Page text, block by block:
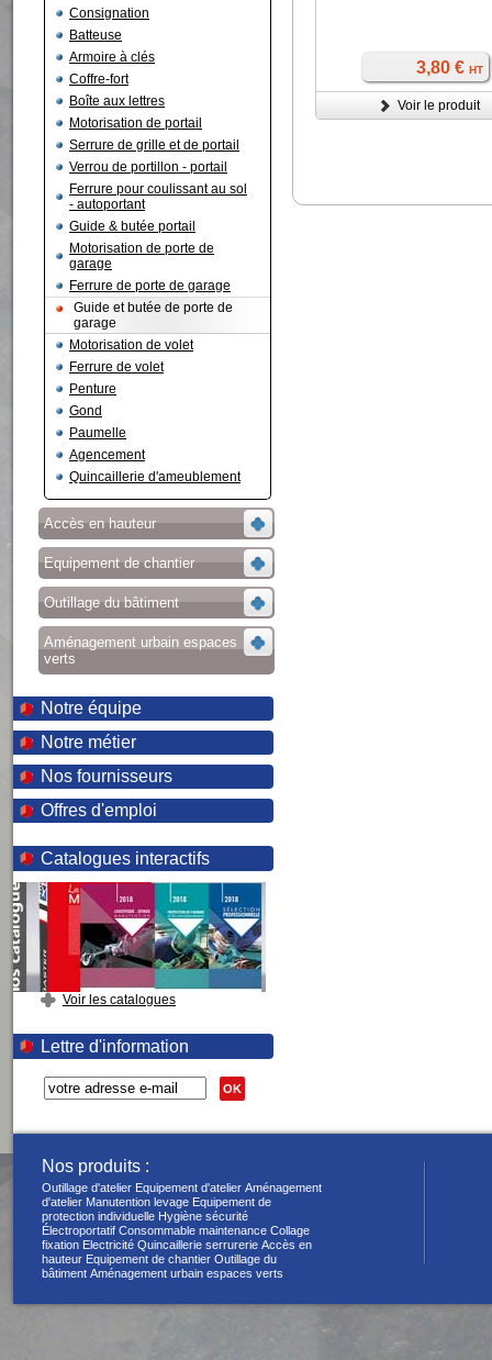
Consignation
Batteuse
Armoire à clés
Coffre-fort
Boîte aux lettres
Motorisation de portail
Serrure de grille et de portail
Verrou de portillon - portail
Ferrure pour coulissant au sol
- autoportant
Guide & butée portail
Motorisation de porte de
garage
Ferrure de porte de garage
Guide et butée de porte de
garage
Motorisation de volet
Ferrure de volet
Penture
Gond
Paumelle
Agencement
Quincaillerie d'ameublement
Accès en hauteur
Equipement de chantier
Outillage du bâtiment
Aménagement urbain espaces
verts
Notre équipe
Notre métier
Nos fournisseurs
Offres d'emploi
Catalogues interactifs
Voir les catalogues
Lettre d'information
OK
3,80 € HT
Voir le produit
Nos produits :
Outillage d'atelier Equipement d'atelier Aménagement
d'atelier Manutention levage Equipement de
protection individuelle Hygiène sécurité
Électroportatif Consommable maintenance Collage
fixation Electricité Quincaillerie serrurerie Accès en
hauteur Equipement de chantier Outillage du
bâtiment Aménagement urbain espaces verts